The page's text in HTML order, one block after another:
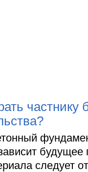
частнику
следует